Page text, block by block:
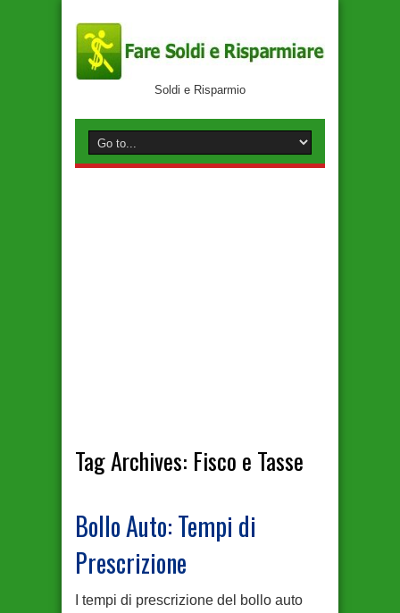
Soldi e Risparmio
Tag Archives: Fisco e Tasse
Bollo Auto: Tempi di
Prescrizione
I tempi di prescrizione del bollo auto